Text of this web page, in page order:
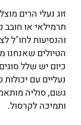
זוג נעלי הרים
תרמילאי או חובב
והנסיעות לחו"ל
הטיולים שאנחנו
כיום יש שלל
נעליים עם יכולות
גשם, סוליה
ותמיכה לקרסול.